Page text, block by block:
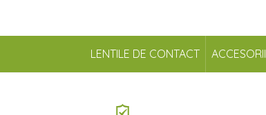
LENTILE DE CONTACT ACCESORII